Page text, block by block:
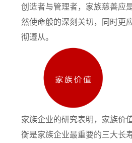
创造者与管理者，家族慈善应
然使命般的深刻关切，同时更
彻遵从。
家族企业的研究表明，家族价
衡是家族企业最重要的三大长